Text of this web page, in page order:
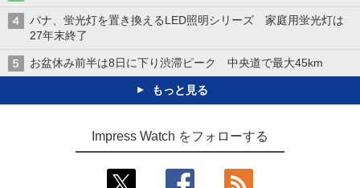
パナ、蛍光灯を置き換えるLED照明シリーズ 家庭用蛍光灯は
27年末終了
お盆休み前半は8日に下り渋滞ピーク 中央道で最大45km
もっと見る
Impress Watch をフォローする